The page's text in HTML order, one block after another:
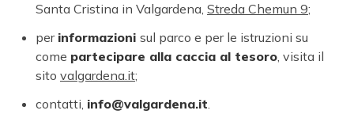
Santa Cristina in Valgardena, Streda Chemun 9;
per informazioni sul parco e per le istruzioni su
come partecipare alla caccia al tesoro, visita il
sito valgardena.it;
contatti, info@valgardena.it.